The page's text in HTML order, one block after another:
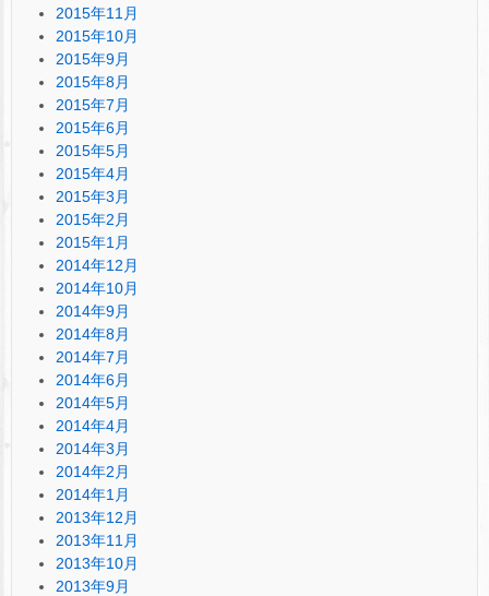
2015年11月
2015年10月
2015年9月
2015年8月
2015年7月
2015年6月
2015年5月
2015年4月
2015年3月
2015年2月
2015年1月
2014年12月
2014年10月
2014年9月
2014年8月
2014年7月
2014年6月
2014年5月
2014年4月
2014年3月
2014年2月
2014年1月
2013年12月
2013年11月
2013年10月
2013年9月